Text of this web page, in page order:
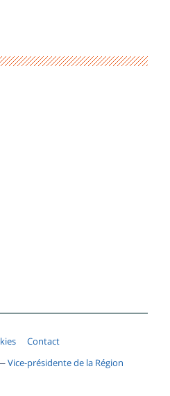
Vice-présidente de la Région
Contact